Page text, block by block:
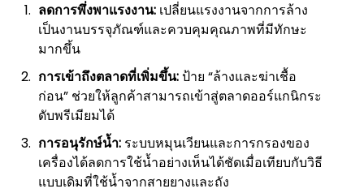
ลดการพึ่งพาแรงงาน: เปลี่ยนแรงงานจากการล้าง
เป็นงานบรรจุภัณฑ์และควบคุมคุณภาพที่มีทักษะ
มากขึ้น
การเข้าถึงตลาดที่เพิ่มขึ้น:ป้าย “ล้างและฆ่าเชื้อ
ก่อน” ช่วยให้ลูกค้าสามารถเข้าสู่ตลาดออร์แกนิกระ
ดับพรีเมียมได้
การอนุรักษ์น้ำ: ระบบหมุนเวียนและการกรองของ
เครื่องได้ลดการใช้น้ำอย่างเห็นได้ชัดเมื่อเทียบกับวิธี
แบบเดิมที่ใช้น้ำจากสายยางและถัง